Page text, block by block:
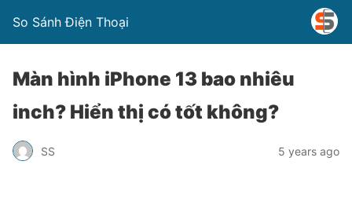
So Sánh Điện Thoại
Màn hình iPhone 13 bao nhiêu
inch? Hiển thị có tốt không?
SS 5 years ago